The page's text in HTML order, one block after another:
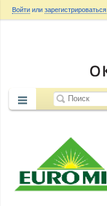
Войти или зарегистрироваться